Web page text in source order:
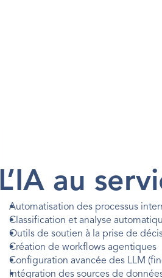
L’IA au
Automatisation des processus
Classification et analyse
Outils de soutien à la prise de
Création de workflows agentiques
Configuration avancée des LLM
Intégration des sources de